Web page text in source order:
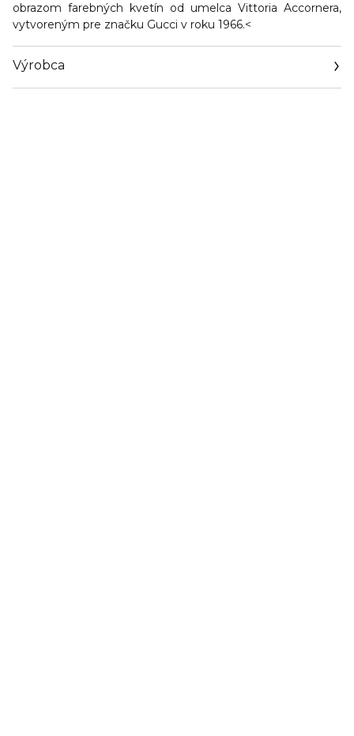
obrazom farebných kvetín od umelca Vittoria Accornera,
vytvoreným pre značku Gucci v roku 1966.<
Výrobca